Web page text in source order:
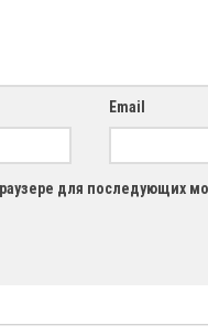
Email
для последующих